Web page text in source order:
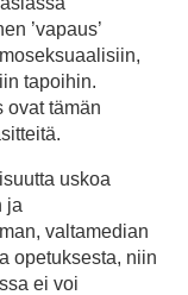
’vapaus’
tapoihin.
ovat tämän
uskoa
ja
valtamedian
opetuksesta, niin
ei voi